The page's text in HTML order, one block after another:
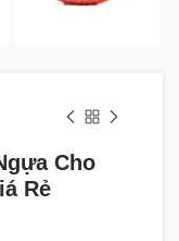
Cho
Rẻ